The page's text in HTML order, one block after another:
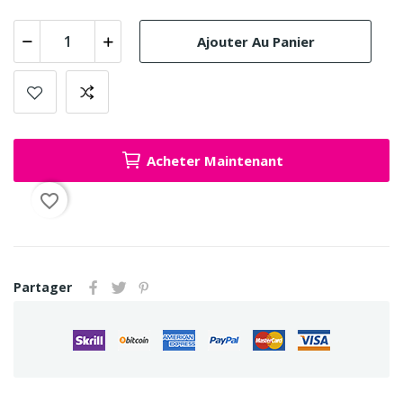
Ajouter Au Panier
Acheter Maintenant
favorite_border
Partager